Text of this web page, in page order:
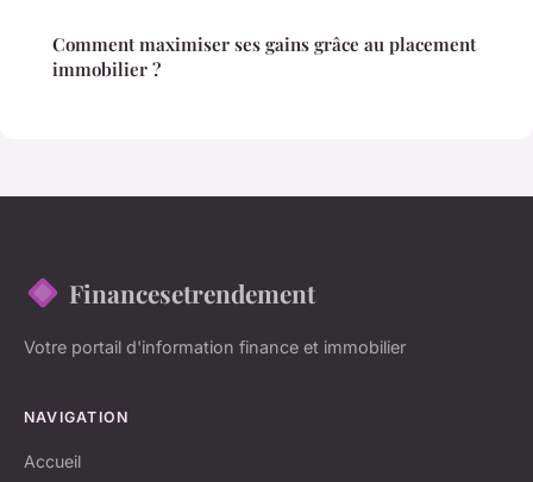
Comment maximiser ses gains grâce au placement
immobilier ?
Financesetrendement
Votre portail d'information finance et immobilier
NAVIGATION
Accueil